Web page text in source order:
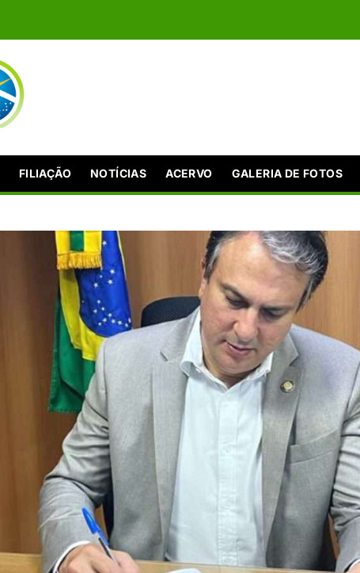
FILIAÇÃO NOTÍCIAS ACERVO GALERIA DE FOTOS